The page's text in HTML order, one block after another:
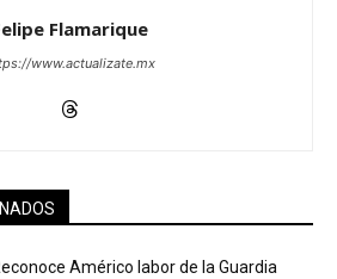
Flamarique
www.actualizate.mx
Américo labor de la Guardia